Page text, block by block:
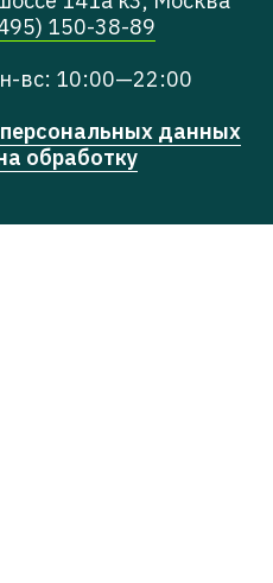
150-38-89
вс: 10:00—22:00
данных
обработку